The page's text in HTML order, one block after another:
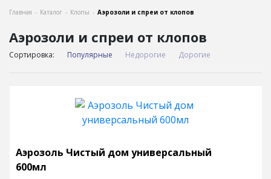
Главная - Каталог - Клопы - Аэрозоли и спреи от клопов
Аэрозоли и спреи от клопов
Сортировка: Популярные Недорогие Дорогие
Аэрозоль Чистый дом универсальный
600мл